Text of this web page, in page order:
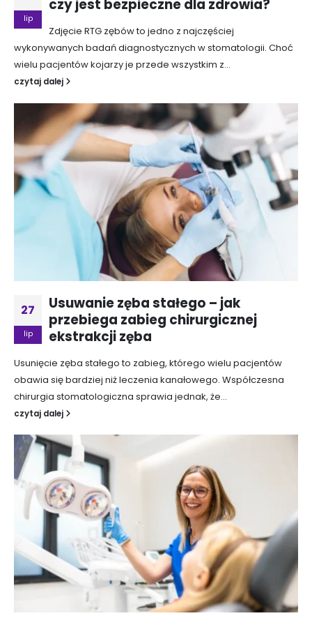
lip
czy jest bezpieczne dla zdrowia?
Zdjęcie RTG zębów to jedno z najczęściej
wykonywanych badań diagnostycznych w stomatologii. Choć
wielu pacjentów kojarzy je przede wszystkim z...
czytaj dalej
27
lip
Usuwanie zęba stałego – jak
przebiega zabieg chirurgicznej
ekstrakcji zęba
Usunięcie zęba stałego to zabieg, którego wielu pacjentów
obawia się bardziej niż leczenia kanałowego. Współczesna
chirurgia stomatologiczna sprawia jednak, że...
czytaj dalej